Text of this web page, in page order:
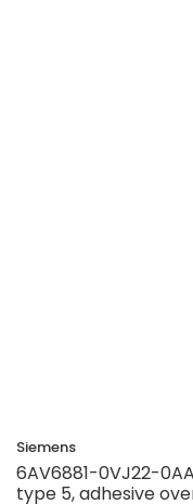
Siemens
6AV6881-0VJ22-
type 5, adhesive